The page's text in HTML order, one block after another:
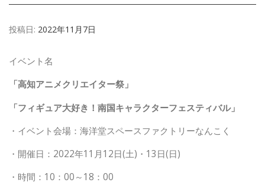
謎解き
投稿日: 2022年11月7日
イベント名
「高知アニメクリエイター祭」
「フィギュア大好き！南国キャラクターフェスティバル」
・イベント会場：海洋堂スペースファクトリーなんこく
・開催日：2022年11月12日(土)・13日(日)
・時間：10：00～18：00